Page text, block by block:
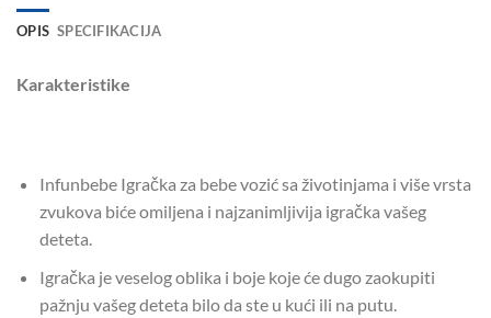
OPIS SPECIFIKACIJA
Karakteristike
Infunbebe Igračka za bebe vozić sa životinjama i više vrsta
zvukova biće omiljena i najzanimljivija igračka vašeg
deteta.
Igračka je veselog oblika i boje koje će dugo zaokupiti
pažnju vašeg deteta bilo da ste u kući ili na putu.